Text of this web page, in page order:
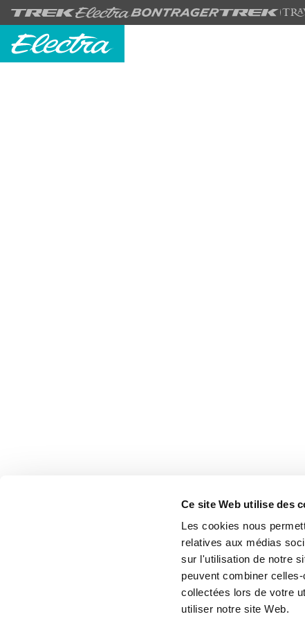
Ce site Web utilise des
Les cookies nous
relatives aux médias
sur l'utilisation de notre
peuvent combiner
collectées lors de votre
utiliser notre site Web.